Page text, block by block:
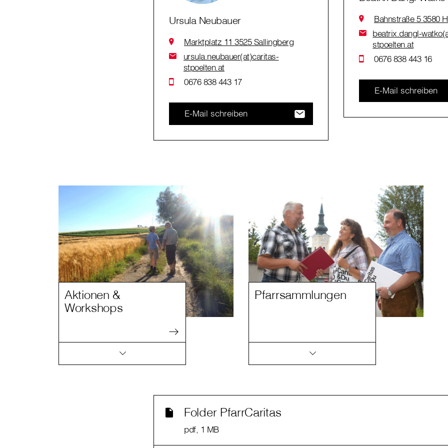
Bahnstraße 5 3580
beatrix.dangl-
stpoelten.at
0676 838 443 16
E-Mail schreiben
Ursula Neubauer
Marktplatz 11 3525 Sallingberg
ursula.neubauer(at)caritas-
stpoelten.at
0676 838 443 17
E-Mail schreiben
Aktionen &
Workshops
Pfarrsammlungen
Folder PfarrCaritas
pdf, 1 MB